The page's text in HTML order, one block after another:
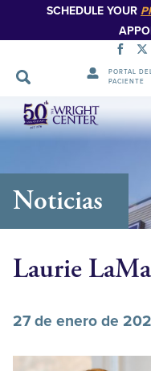
SCHEDULE YOUR
PORTAL
PACIENTE
Saltar
navegación
Noticias
Laurie
27 de enero de